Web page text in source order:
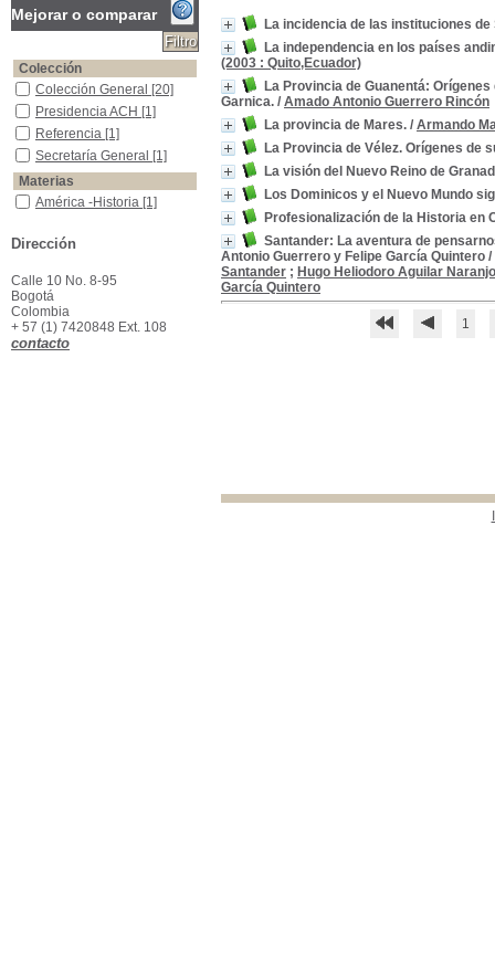
La incidencia de las instituciones
La independencia en los países
(2003 : Quito,Ecuador)
La Provincia de Guanentá:
Garnica. / Amado Antonio Guerrero Rincón
La provincia de Mares. / Armando
La Provincia de Vélez. Orígenes de
La visión del Nuevo Reino de
Los Dominicos y el Nuevo Mundo
Profesionalización de la Historia en
Santander: La aventura de
Antonio Guerrero y Felipe García Quintero /
Santander ; Hugo Heliodoro Aguilar Naranjo
García Quintero
1
Mejorar o comparar
Colección
Colección General
Colección General [20]
Presidencia ACH
Presidencia ACH [1]
Referencia
Referencia [1]
Secretaría General
Secretaría General [1]
Materias
América -Historia
América -Historia [1]
América Latina -Historia -Congresos, conferencias, etc.
Congresos, conferencias,
América Latina -Política y gobierno -1810-1813
América Latina -Política y
gobierno -1810-1813
Batalla de Boyacá,1819
Batalla de Boyacá,1819
[1]
Biografías -América
Biografías -América
Dirección
Calle 10 No. 8-95
Bogotá
Colombia
+ 57 (1) 7420848 Ext. 108
contacto